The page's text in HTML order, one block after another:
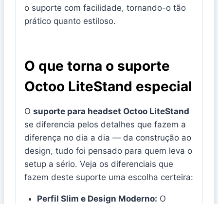
o suporte com facilidade, tornando-o tão
prático quanto estiloso.
O que torna o suporte
Octoo LiteStand especial
O suporte para headset Octoo LiteStand
se diferencia pelos detalhes que fazem a
diferença no dia a dia — da construção ao
design, tudo foi pensado para quem leva o
setup a sério. Veja os diferenciais que
fazem deste suporte uma escolha certeira:
Perfil Slim e Design Moderno: O